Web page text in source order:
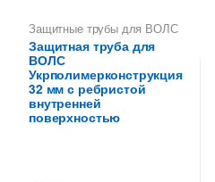
Защитные трубы для ВОЛС
32 мм
Защитная труба для
ВОЛС
Укрполимерконструкция
32 мм с ребристой
внутренней
поверхностью